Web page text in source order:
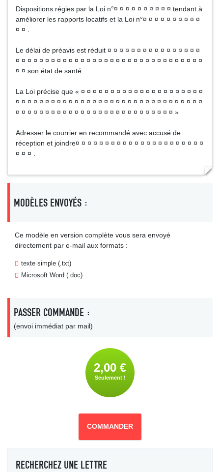
Dispositions régies par la Loi n°¤ ¤ ¤ ¤ ¤ ¤ ¤ ¤ ¤ ¤ tendant à
améliorer les rapports locatifs et la Loi n°¤ ¤ ¤ ¤ ¤ ¤ ¤ ¤ ¤ ¤
¤ ¤ .
Le délai de préavis est réduit ¤ ¤ ¤ ¤ ¤ ¤ ¤ ¤ ¤ ¤ ¤ ¤ ¤ ¤ ¤ ¤
¤ ¤ ¤ ¤ ¤ ¤ ¤ ¤ ¤ ¤ ¤ ¤ ¤ ¤ ¤ ¤ ¤ ¤ ¤ ¤ ¤ ¤ ¤ ¤ ¤ ¤ ¤ ¤ ¤ ¤ ¤ ¤
¤ ¤ son état de santé.
La Loi précise que « ¤ ¤ ¤ ¤ ¤ ¤ ¤ ¤ ¤ ¤ ¤ ¤ ¤ ¤ ¤ ¤ ¤ ¤ ¤ ¤ ¤
¤ ¤ ¤ ¤ ¤ ¤ ¤ ¤ ¤ ¤ ¤ ¤ ¤ ¤ ¤ ¤ ¤ ¤ ¤ ¤ ¤ ¤ ¤ ¤ ¤ ¤ ¤ ¤ ¤ ¤ ¤ ¤
¤ ¤ ¤ ¤ ¤ ¤ ¤ ¤ ¤ ¤ ¤ ¤ ¤ ¤ ¤ ¤ ¤ ¤ ¤ ¤ ¤ ¤ ¤ ¤ ¤ ¤ ¤ »
Adresser le courrier en recommandé avec accusé de
réception et joindre¤ ¤ ¤ ¤ ¤ ¤ ¤ ¤ ¤ ¤ ¤ ¤ ¤ ¤ ¤ ¤ ¤ ¤ ¤ ¤ ¤ ¤
¤ ¤ ¤ .
MODÈLES ENVOYÉS :
Ce modèle en version complète vous sera envoyé
directement par e-mail aux formats :
texte simple (.txt)
Microsoft Word (.doc)
PASSER COMMANDE :
(envoi immédiat par mail)
2,00 €
Seulement !
COMMANDER
RECHERCHEZ UNE LETTRE